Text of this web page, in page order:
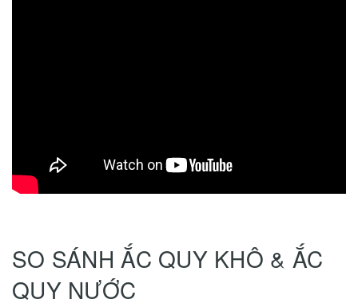
SO SÁNH ẮC QUY KHÔ & ẮC
QUY NƯỚC